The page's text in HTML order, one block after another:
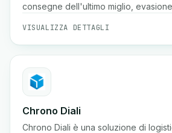
consegne dell'ultimo miglio,
tempo reale e soluzioni di
VISUALIZZA DETTAGLI
Chrono Diali
Chrono Diali è una soluzione di